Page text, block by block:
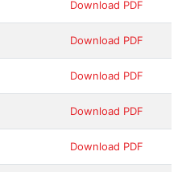
Download PDF
Download PDF
Download PDF
Download PDF
Download PDF